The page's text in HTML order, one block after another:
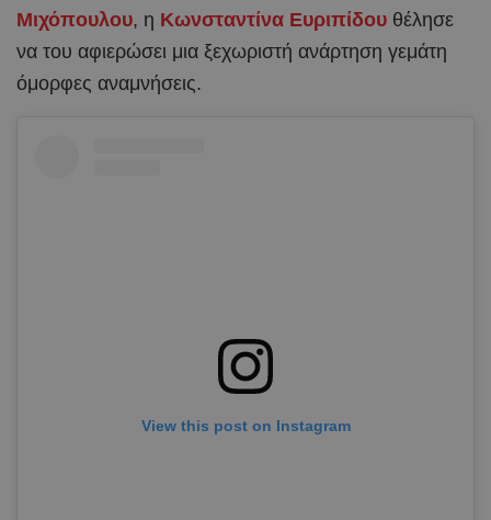
Μιχόπουλου, η Κωνσταντίνα Ευριπίδου θέλησε
να του αφιερώσει μια ξεχωριστή ανάρτηση γεμάτη
όμορφες αναμνήσεις.
View this post on Instagram